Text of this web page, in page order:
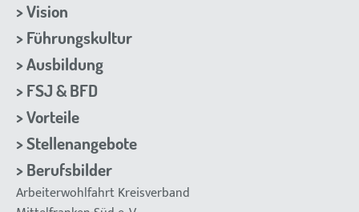
Vision
Führungskultur
Ausbildung
FSJ & BFD
Vorteile
Stellenangebote
Berufsbilder
Arbeiterwohlfahrt Kreisverband